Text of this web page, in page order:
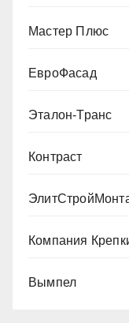
Мастер Плюс
ЕвроФасад
Эталон-Транс
Контраст
Компания
Вымпел